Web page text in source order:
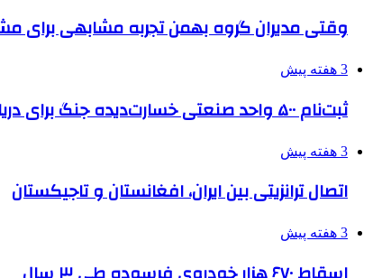
وقتی مدیران گروه بهمن تجربه مشابهی برای
3 هفته پیش
ثبت‌نام ۵۰۰ واحد صنعتی خسارت‌دیده جنگ برای دریافت تسهیلات
3 هفته پیش
اتصال ترانزیتی بین ایران، افغانستان و تاجیکستان
3 هفته پیش